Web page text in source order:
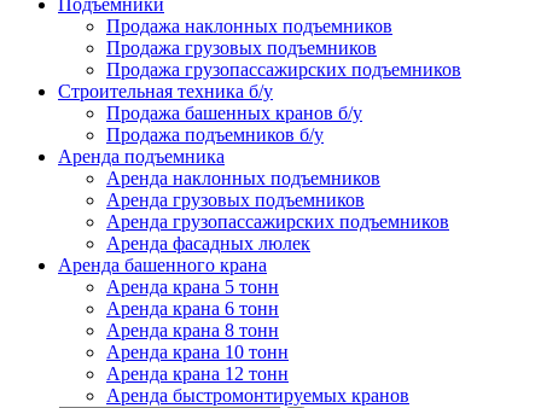
Подъемники
Продажа наклонных подъемников
Продажа грузовых подъемников
Продажа грузопассажирских подъемников
Строительная техника б/у
Продажа башенных кранов б/у
Продажа подъемников б/у
Аренда подъемника
Аренда наклонных подъемников
Аренда грузовых подъемников
Аренда грузопассажирских подъемников
Аренда фасадных люлек
Аренда башенного крана
Аренда крана 5 тонн
Аренда крана 6 тонн
Аренда крана 8 тонн
Аренда крана 10 тонн
Аренда крана 12 тонн
Аренда быстромонтируемых кранов